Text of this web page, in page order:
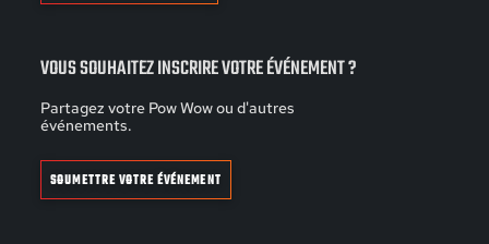
VOUS SOUHAITEZ INSCRIRE VOTRE ÉVÉNEMENT ?
Partagez votre Pow Wow ou d'autres
événements.
SOUMETTRE VOTRE ÉVÉNEMENT